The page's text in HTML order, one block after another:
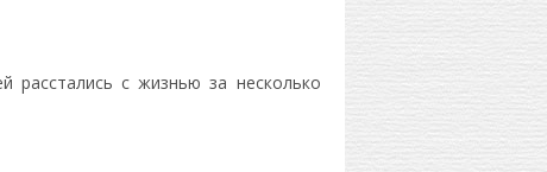
с жизнью за несколько